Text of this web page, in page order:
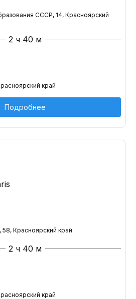
СССР, 14, Красноярский
2 ч 40 м
край
Подробнее
Красноярский край
2 ч 40 м
край